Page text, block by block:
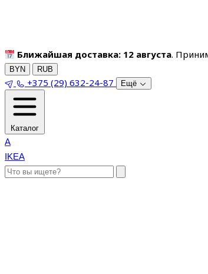
Ближайшая доставка: 12 августа.
BYN RUB
+375 (29) 632-24-87 Ещё
Каталог
A
IKEA